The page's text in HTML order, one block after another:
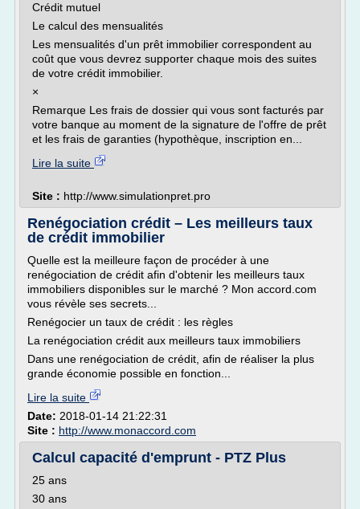
Crédit mutuel
Le calcul des mensualités
Les mensualités d'un prêt immobilier correspondent au
coût que vous devrez supporter chaque mois des suites
de votre crédit immobilier.
×
Remarque Les frais de dossier qui vous sont facturés par
votre banque au moment de la signature de l'offre de prêt
et les frais de garanties (hypothèque, inscription en...
Lire la suite
Site : http://www.simulationpret.pro
Renégociation crédit – Les meilleurs taux
de crédit immobilier
Quelle est la meilleure façon de procéder à une
renégociation de crédit afin d'obtenir les meilleurs taux
immobiliers disponibles sur le marché ? Mon accord.com
vous révèle ses secrets...
Renégocier un taux de crédit : les règles
La renégociation crédit aux meilleurs taux immobiliers
Dans une renégociation de crédit, afin de réaliser la plus
grande économie possible en fonction...
Lire la suite
Date: 2018-01-14 21:22:31
Site : http://www.monaccord.com
Calcul capacité d'emprunt - PTZ Plus
25 ans
30 ans